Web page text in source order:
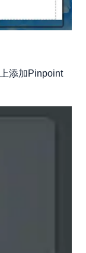
添加Pinpoint